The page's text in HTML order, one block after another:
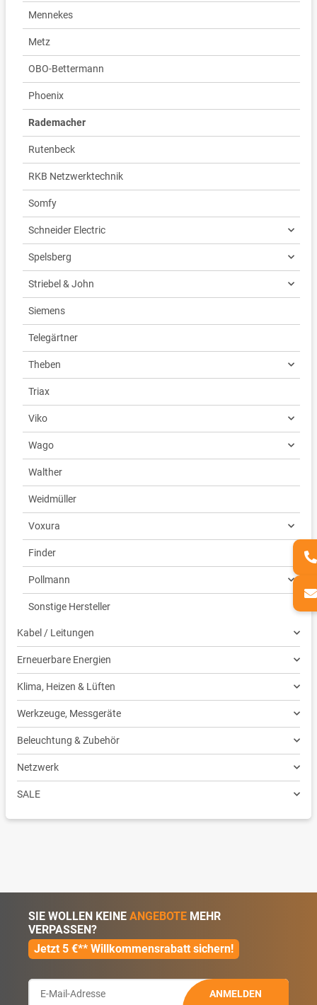
Mennekes
Metz
OBO-Bettermann
Phoenix
Rademacher
Rutenbeck
RKB Netzwerktechnik
Somfy
Schneider Electric
Spelsberg
Striebel & John
Siemens
Telegärtner
Theben
Triax
Viko
Wago
Walther
Weidmüller
Voxura
Finder
Pollmann
Sonstige Hersteller
Kabel / Leitungen
Erneuerbare Energien
Klima, Heizen & Lüften
Werkzeuge, Messgeräte
Beleuchtung & Zubehör
Netzwerk
SALE
SIE WOLLEN KEINE ANGEBOTE MEHR
VERPASSEN?
Jetzt 5 €** Willkommensrabatt sichern!
ANMELDEN